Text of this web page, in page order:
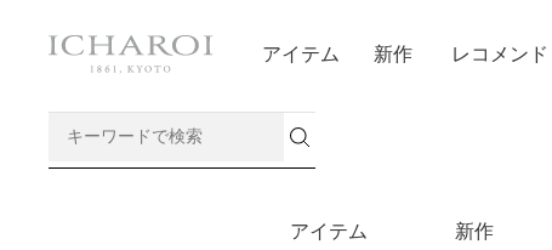
アイテム 新作
アイテム 新作 レコメンド